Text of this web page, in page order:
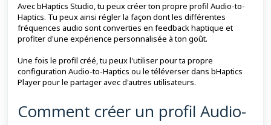
Avec bHaptics Studio, tu peux créer ton propre profil Audio-to-
Haptics. Tu peux ainsi régler la façon dont les différentes
fréquences audio sont converties en feedback haptique et
profiter d'une expérience personnalisée à ton goût.
Une fois le profil créé, tu peux l'utiliser pour ta propre
configuration Audio-to-Haptics ou le téléverser dans bHaptics
Player pour le partager avec d'autres utilisateurs.
Comment créer un profil Audio-